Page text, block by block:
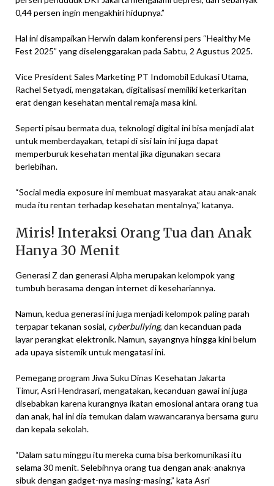
0,44 persen ingin mengakhiri hidupnya.”
Hal ini disampaikan Herwin dalam konferensi pers “Healthy Me
Fest 2025” yang diselenggarakan pada Sabtu, 2 Agustus 2025.
Vice President Sales Marketing PT Indomobil Edukasi Utama,
Rachel Setyadi, mengatakan, digitalisasi memiliki keterkaritan
erat dengan kesehatan mental remaja masa kini.
Seperti pisau bermata dua, teknologi digital ini bisa menjadi alat
untuk memberdayakan, tetapi di sisi lain ini juga dapat
memperburuk kesehatan mental jika digunakan secara
berlebihan.
“Social media exposure ini membuat masyarakat atau anak-anak
muda itu rentan terhadap kesehatan mentalnya,” katanya.
Miris! Interaksi Orang Tua dan Anak
Hanya 30 Menit
Generasi Z dan generasi Alpha merupakan kelompok yang
tumbuh berasama dengan internet di kesehariannya.
Namun, kedua generasi ini juga menjadi kelompok paling parah
terpapar tekanan sosial, cyberbullying, dan kecanduan pada
layar perangkat elektronik. Namun, sayangnya hingga kini belum
ada upaya sistemik untuk mengatasi ini.
Pemegang program Jiwa Suku Dinas Kesehatan Jakarta
Timur, Asri Hendrasari, mengatakan, kecanduan gawai ini juga
disebabkan karena kurangnya ikatan emosional antara orang tua
dan anak, hal ini dia temukan dalam wawancaranya bersama guru
dan kepala sekolah.
“Dalam satu minggu itu mereka cuma bisa berkomunikasi itu
selama 30 menit. Selebihnya orang tua dengan anak-anaknya
sibuk dengan gadget-nya masing-masing,” kata Asri